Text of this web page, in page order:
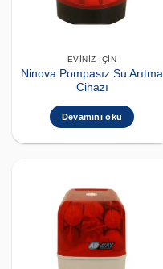
EVINIZ İÇIN
Ninova Pompasız Su Arıtma
Cihazı
Devamını oku